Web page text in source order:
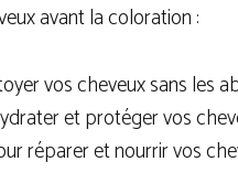
avant la coloration :
vos cheveux sans les
et protéger vos
réparer et nourrir vos